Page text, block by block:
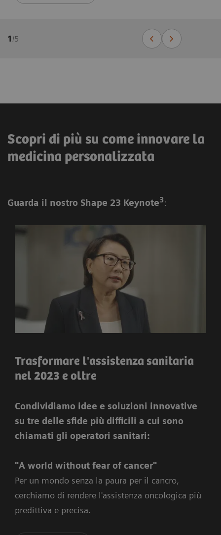
1/5
Scopri di più su come innovare la
medicina personalizzata
Guarda il nostro Shape 23 Keynote3:
Trasformare l'assistenza sanitaria
nel 2023 e oltre
Condividiamo idee e soluzioni innovative
su tre delle sfide più difficili a cui sono
chiamati gli operatori sanitari:
"A world without fear of cancer"
Per un mondo senza la paura per il cancro,
cerchiamo di rendere l'assistenza oncologica più
predittiva e precisa.